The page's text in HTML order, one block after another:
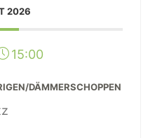
2026
15:00
DÄMMERSCHOPPEN